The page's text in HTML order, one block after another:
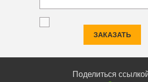
ЗАКАЗАТЬ
Поделиться